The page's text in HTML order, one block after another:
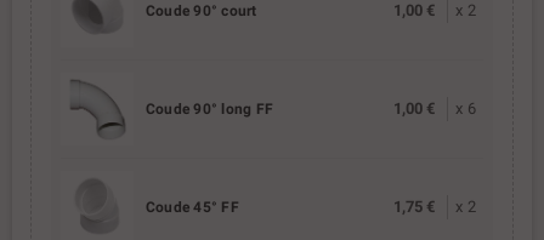
Coude 90° court 1,00 € x 2
Coude 90° long FF 1,00 € x 6
Coude 45° FF 1,75 € x 2